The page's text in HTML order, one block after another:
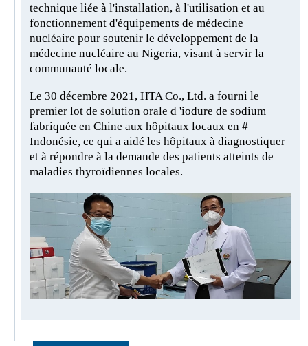
technique liée à l'installation, à l'utilisation et au
fonctionnement d'équipements de médecine
nucléaire pour soutenir le développement de la
médecine nucléaire au Nigeria, visant à servir la
communauté locale.
Le 30 décembre 2021, HTA Co., Ltd. a fourni le
premier lot de solution orale d 'iodure de sodium
fabriquée en Chine aux hôpitaux locaux en #
Indonésie, ce qui a aidé les hôpitaux à diagnostiquer
et à répondre à la demande des patients atteints de
maladies thyroïdiennes locales.